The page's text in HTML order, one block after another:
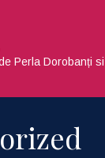
Perla Dorobanți